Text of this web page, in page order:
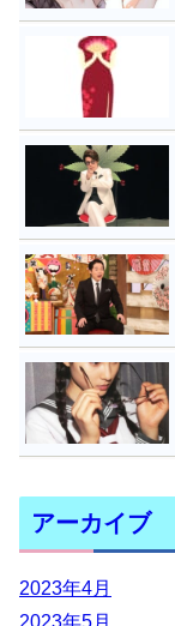
アーカイブ
2023年4月
2023年5月